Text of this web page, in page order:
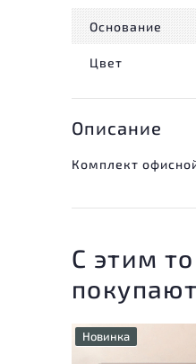
Основание
Цвет
Описание
Комплект
С этим
покупают
Новинка